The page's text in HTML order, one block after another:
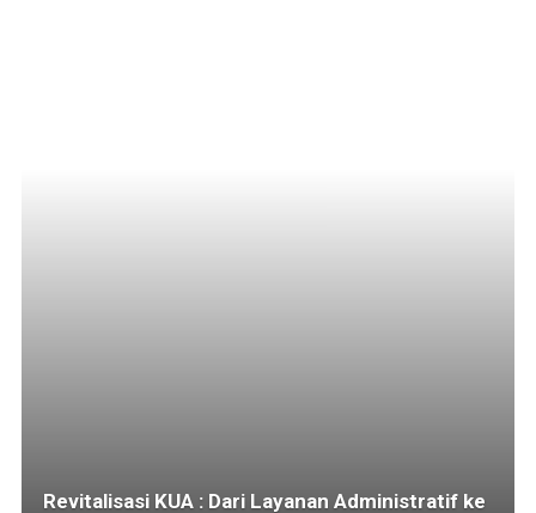
Revitalisasi KUA : Dari Layanan Administratif ke